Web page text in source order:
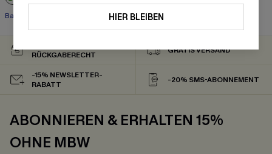
Bauch Kontrolle HIER BLEIBEN
RÜCKGABERECHT
GRATIS VERSAND
-15% NEWSLETTER-
RABATT
-20% SMS-ABONNEMENT
ABONNIEREN & ERHALTEN 15%
OHNE MBW